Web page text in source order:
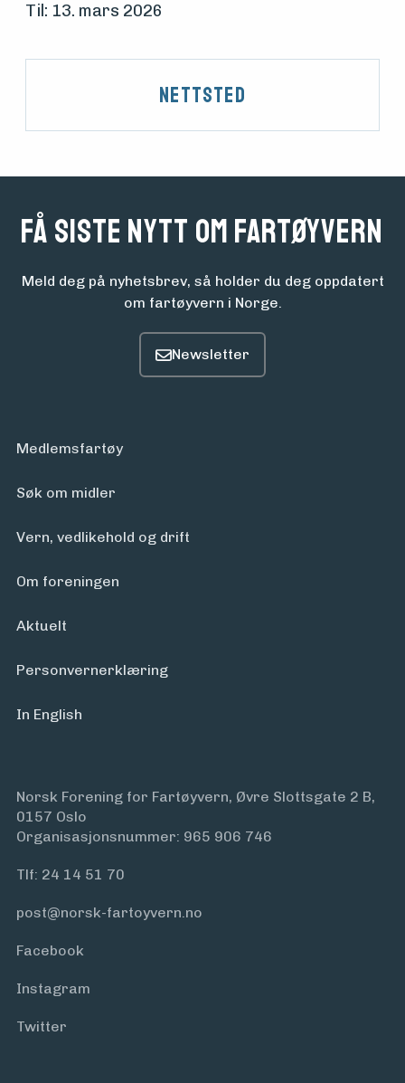
Til: 13. mars 2026
Nettsted
Få siste nytt om fartøyvern
Meld deg på nyhetsbrev, så holder du deg oppdatert
om fartøyvern i Norge.
Medlemsfartøy
Søk om midler
Vern, vedlikehold og drift
Om foreningen
Aktuelt
Personvern­erklæring
In English
Norsk Forening for Fartøyvern, Øvre Slottsgate 2 B,
0157 Oslo
Organisasjonsnummer: 965 906 746
Tlf: 24 14 51 70
post@norsk-fartoyvern.no
Facebook
Instagram
Twitter